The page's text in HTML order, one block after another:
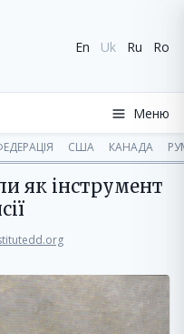
En Uk Ru Ro
Меню
США КАНАДА
як інструмент